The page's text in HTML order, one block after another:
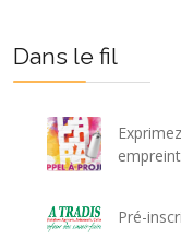
Dans le fil
Pré-